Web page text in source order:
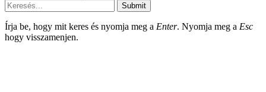
Submit
Írja be, hogy mit keres és nyomja meg a Enter. Nyomja meg a Esc
hogy visszamenjen.